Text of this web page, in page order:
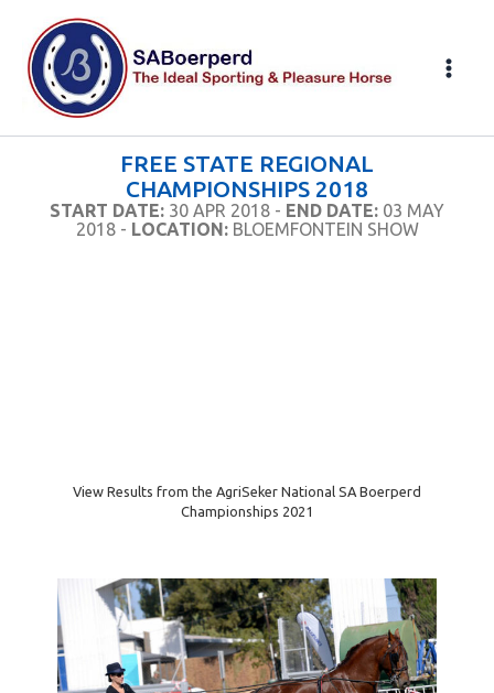
content
FREE STATE REGIONAL
CHAMPIONSHIPS 2018
START DATE: 30 APR 2018 - END DATE: 03 MAY
2018 - LOCATION:BLOEMFONTEIN SHOW
View Results from the AgriSeker National SA Boerperd
Championships 2021